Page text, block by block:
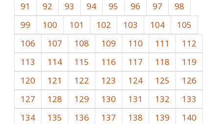
91
92 93 94 95 96 97
98
99
100 101 102 103 104
105
106
107 108 109 110 111
112
113
114 115 116 117 118
119
120
121 122 123 124 125
126
127
128 129 130 131 132
133
134
135 136 137 138 139
140